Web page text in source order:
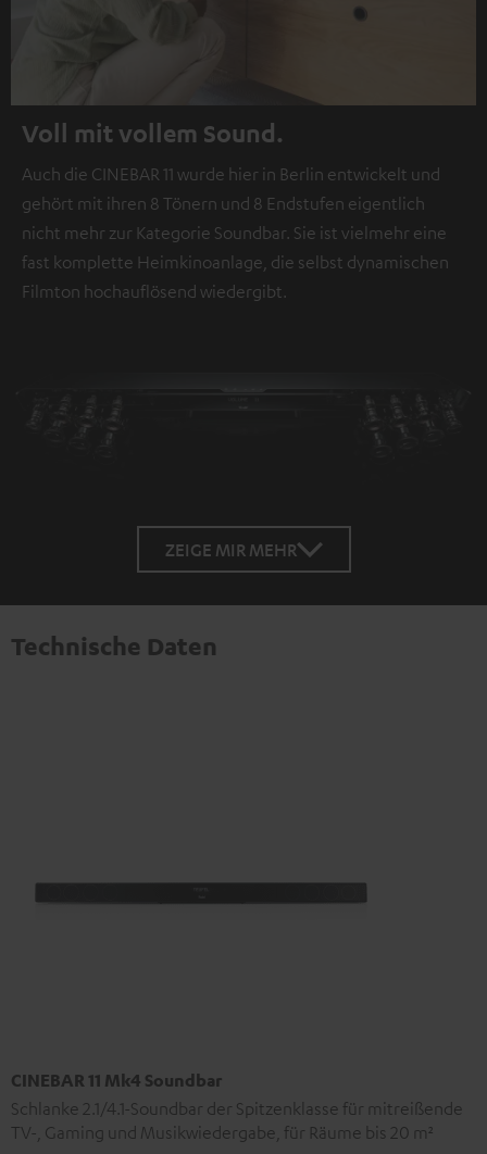
Voll mit vollem Sound.
Auch die CINEBAR 11 wurde hier in Berlin entwickelt und
gehört mit ihren 8 Tönern und 8 Endstufen eigentlich
nicht mehr zur Kategorie Soundbar. Sie ist vielmehr eine
fast komplette Heimkinoanlage, die selbst dynamischen
Filmton hochauflösend wiedergibt.
ZEIGE MIR MEHR
Technische Daten
CINEBAR 11 Mk4 Soundbar
Schlanke 2.1/4.1-Soundbar der Spitzenklasse für mitreißende
TV-, Gaming und Musikwiedergabe, für Räume bis 20 m²